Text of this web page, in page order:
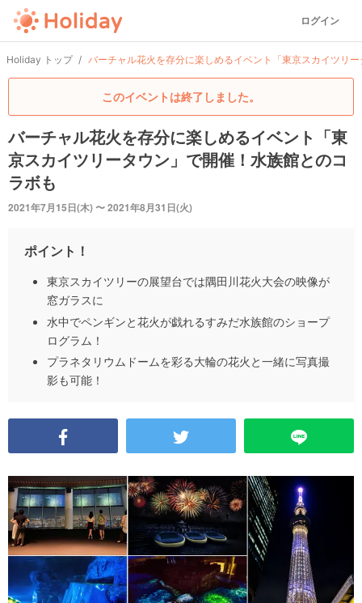
ログイン
Holiday トップ バーチャル花火を存分に楽しめるイベント「東京スカイツリ
このイベントは終了しました。
バーチャル花火を存分に楽しめるイベント「東
京スカイツリータウン」で開催！水族館とのコ
ラボも
2021年7月15日(木) 〜 2021年8月31日(火)
ポイント！
東京スカイツリーの展望台では隅田川花火大会の映像が
窓ガラスに
水中でペンギンと花火が戯れるすみだ水族館のショープ
ログラム！
プラネタリウムドームを彩る大輪の花火と一緒に写真撮
影も可能！